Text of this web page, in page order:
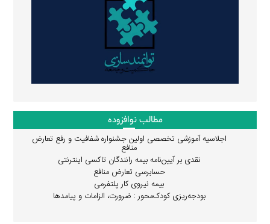
مطالب نوافزوده
اجلاسیه آموزشی تخصصی اولین جشنواره شفافیت و رفع تعارض
منافع
نقدی بر آیین‌نامه بیمه رانندگان تاکسی اینترنتی
حسابرسی تعارض منافع
بیمه نیروی کار پلتفرمی
بودجه‌ریزی کودک‌محور : ضرورت، الزامات و پیامدها